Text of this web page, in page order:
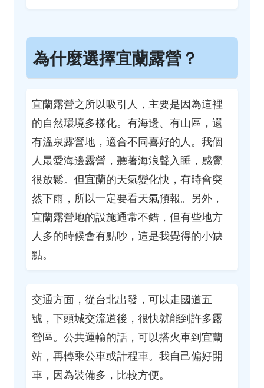
為什麼選擇宜蘭露營？
宜蘭露營之所以吸引人，主要是因為這裡
的自然環境多樣化。有海邊、有山區，還
有溫泉露營地，適合不同喜好的人。我個
人最愛海邊露營，聽著海浪聲入睡，感覺
很放鬆。但宜蘭的天氣變化快，有時會突
然下雨，所以一定要看天氣預報。另外，
宜蘭露營地的設施通常不錯，但有些地方
人多的時候會有點吵，這是我覺得的小缺
點。
交通方面，從台北出發，可以走國道五
號，下頭城交流道後，很快就能到許多露
營區。公共運輸的話，可以搭火車到宜蘭
站，再轉乘公車或計程車。我自己偏好開
車，因為裝備多，比較方便。